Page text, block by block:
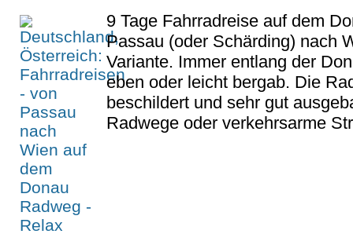
9 Tage Fahrradreise auf dem
Passau (oder Schärding) nach
Variante. Immer entlang der
eben oder leicht bergab. Die
beschildert und sehr gut
Radwege oder verkehrsarme